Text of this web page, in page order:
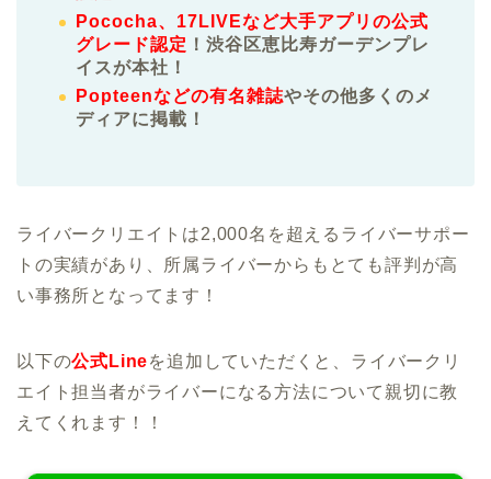
Pococha、17LIVEなど大手アプリの公式
グレード認定 ！渋谷区恵比寿ガーデンプレ
イスが本社！
Popteenなどの有名雑誌やその他多くのメ
ディアに掲載！
ライバークリエイトは2,000名を超えるライバーサポー
トの実績があり、所属ライバーからもとても評判が高
い事務所となってます！
以下の公式Lineを追加していただくと、ライバークリ
エイト担当者がライバーになる方法について親切に教
えてくれます！！